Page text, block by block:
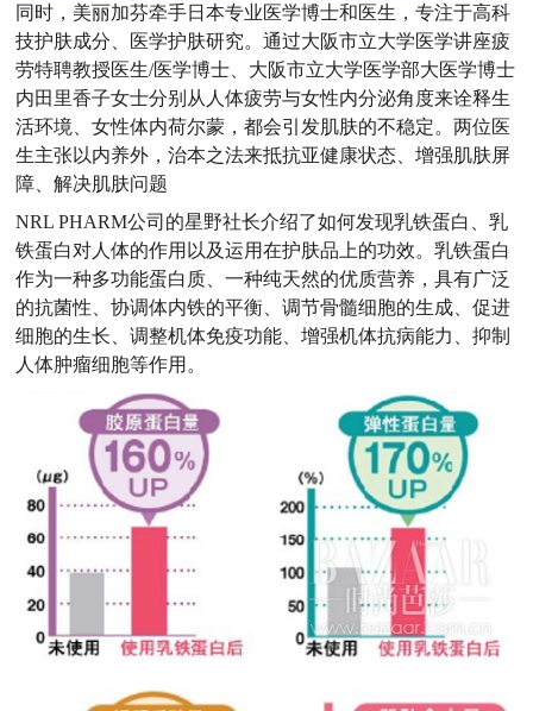
同时，美丽加芬牵手日本专业医学博士和医生，专注于高科
技护肤成分、医学护肤研究。通过大阪市立大学医学讲座疲
劳特聘教授医生/医学博士、大阪市立大学医学部大医学博士
内田里香子女士分别从人体疲劳与女性内分泌角度来诠释生
活环境、女性体内荷尔蒙，都会引发肌肤的不稳定。两位医
生主张以内养外，治本之法来抵抗亚健康状态、增强肌肤屏
障、解决肌肤问题
NRL PHARM公司的星野社长介绍了如何发现乳铁蛋白、乳
铁蛋白对人体的作用以及运用在护肤品上的功效。乳铁蛋白
作为一种多功能蛋白质、一种纯天然的优质营养，具有广泛
的抗菌性、协调体内铁的平衡、调节骨髓细胞的生成、促进
细胞的生长、调整机体免疫功能、增强机体抗病能力、抑制
人体肿瘤细胞等作用。